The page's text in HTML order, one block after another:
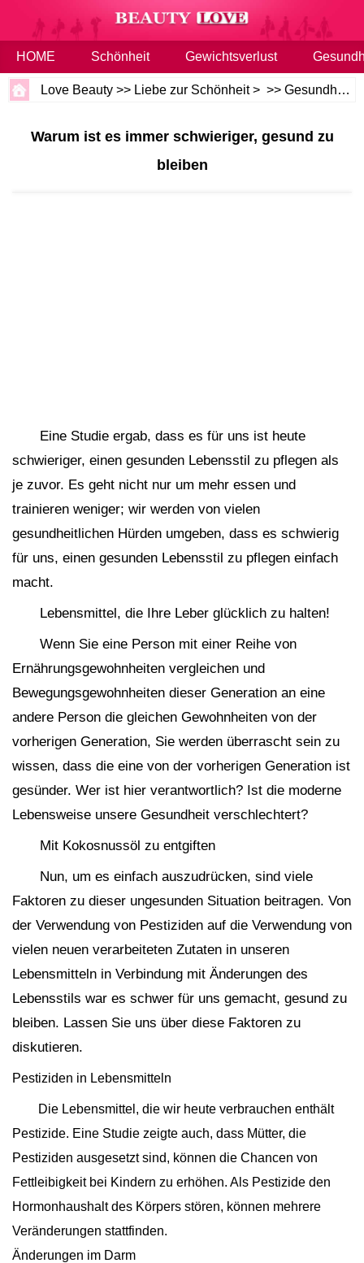
HOME Schönheit Gewichtsverlust
Love Beauty >> Liebe zur Schönheit> >>Gesundheit und Wellness
Warum ist es immer schwieriger, gesund zu
bleiben
Eine Studie ergab, dass es für uns ist heute
schwieriger, einen gesunden Lebensstil zu pflegen als
je zuvor. Es geht nicht nur um mehr essen und
trainieren weniger; wir werden von vielen
gesundheitlichen Hürden umgeben, dass es schwierig
für uns, einen gesunden Lebensstil zu pflegen einfach
macht.
Lebensmittel, die Ihre Leber glücklich zu halten!
Wenn Sie eine Person mit einer Reihe von
Ernährungsgewohnheiten vergleichen und
Bewegungsgewohnheiten dieser Generation an eine
andere Person die gleichen Gewohnheiten von der
vorherigen Generation, Sie werden überrascht sein zu
wissen, dass die eine von der vorherigen Generation ist
gesünder. Wer ist hier verantwortlich? Ist die moderne
Lebensweise unsere Gesundheit verschlechtert?
Mit Kokosnussöl zu entgiften
Nun, um es einfach auszudrücken, sind viele
Faktoren zu dieser ungesunden Situation beitragen. Von
der Verwendung von Pestiziden auf die Verwendung von
vielen neuen verarbeiteten Zutaten in unseren
Lebensmitteln in Verbindung mit Änderungen des
Lebensstils war es schwer für uns gemacht, gesund zu
bleiben. Lassen Sie uns über diese Faktoren zu
diskutieren.
Pestiziden in Lebensmitteln
Die Lebensmittel, die wir heute verbrauchen enthält
Pestizide. Eine Studie zeigte auch, dass Mütter, die
Pestiziden ausgesetzt sind, können die Chancen von
Fettleibigkeit bei Kindern zu erhöhen. Als Pestizide den
Hormonhaushalt des Körpers stören, können mehrere
Veränderungen stattfinden.
Änderungen im Darm